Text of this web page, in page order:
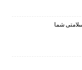
سلامتی شما